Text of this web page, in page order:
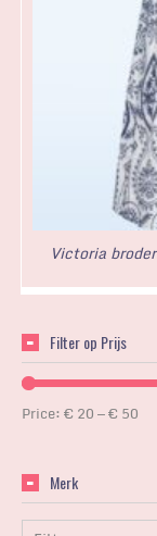
Victoria
Filter op Prijs
Price:€ 20—€ 50
Merk